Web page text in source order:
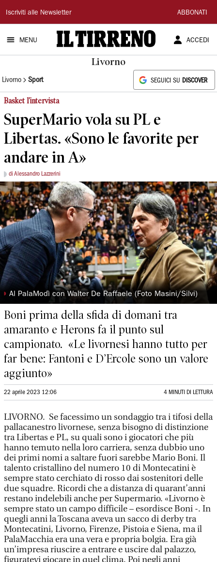
Il
Tirreno
Iscriviti alle Newsletter ABBONATI
MENU ACCEDI
Livorno
Livorno Sport SEGUICI SU DISCOVER
Basket l'intervista
SuperMario vola su PL e
Libertas. «Sono le favorite per
andare in A»
di Alessandro Lazzerini
◗ Al PalaModì con Walter De Raffaele (Foto Masini/Silvi)
Boni prima della sfida di domani tra
amaranto e Herons fa il punto sul
campionato. «Le livornesi hanno tutto per
far bene: Fantoni e D’Ercole sono un valore
aggiunto»
22 aprile 2023 12:06 4 MINUTI DI LETTURA
LIVORNO. Se facessimo un sondaggio tra i tifosi della
pallacanestro livornese, senza bisogno di distinzione
tra Libertas e PL, su quali sono i giocatori che più
hanno temuto nella loro carriera, senza dubbio uno
dei primi nomi a saltare fuori sarebbe Mario Boni. Il
talento cristallino del numero 10 di Montecatini è
sempre stato cerchiato di rosso dai sostenitori delle
due squadre. Ricordi che a distanza di quarant’anni
restano indelebili anche per Supermario. «Livorno è
sempre stato un campo difficile – esordisce Boni -. In
quegli anni la Toscana aveva un sacco di derby tra
Montecatini, Livorno, Firenze, Pistoia e Siena, ma il
PalaMacchia era una vera e propria bolgia. Era già
un’impresa riuscire a entrare e uscire dal palazzo,
figuratevi giocare in quel clima. Poi negli anni